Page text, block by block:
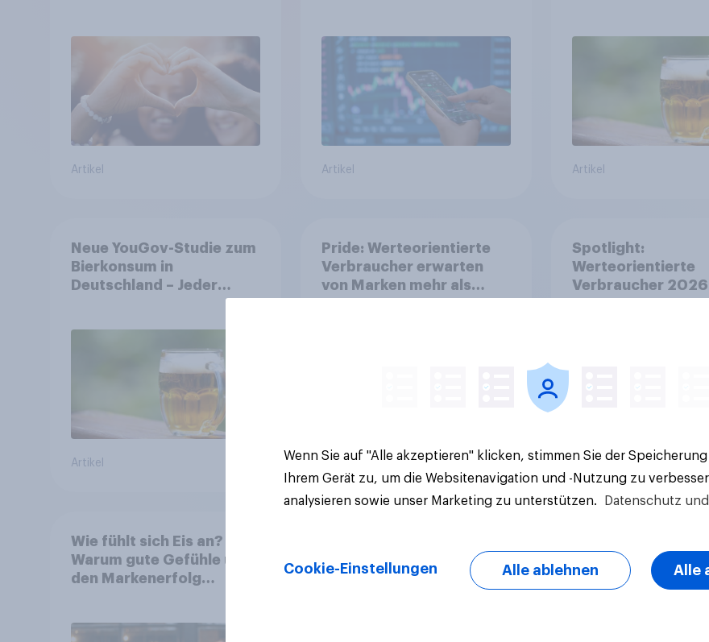
Artikel Artikel Artikel
Neue YouGov-Studie zum
Bierkonsum in
Deutschland – Jeder
Vierte trinkt wöchentlich
um über 23 Prozent
Artikel
Pride: Werteorientierte
Verbraucher erwarten
von Marken mehr als
Artikel
Spotlight:
Werteorientierte
Verbraucher 2026
Artikel
Wie fühlt sich Eis an?
Warum gute Gefühle über
den Markenerfolg
Wenn Sie auf "Alle akzeptieren" klicken, stimmen Sie der
Ihrem Gerät zu, um die Websitenavigation und -Nutzung zu
analysieren sowie unser Marketing zu unterstützen.
Datenschutz
Cookie-Einstellungen Alle ablehnen Alle